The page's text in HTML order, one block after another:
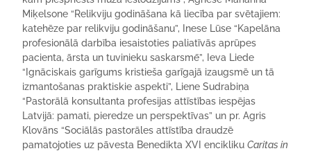
Miķelsone “Relikviju godināšana kā liecība par svētajiem:
katehēze par relikviju godināšanu”, Inese Lūse “Kapelāna
profesionālā darbība iesaistoties paliatīvās aprūpes
pacienta, ārsta un tuvinieku saskarsmē”, Ieva Liede
“Ignāciskais garīgums kristieša garīgajā izaugsmē un tā
izmantošanas praktiskie aspekti”, Liene Sudrabiņa
“Pastorālā konsultanta profesijas attīstības iespējas
Latvijā: pamati, pieredze un perspektīvas” un pr. Agris
Klovāns “Sociālās pastorāles attīstība draudzē
pamatojoties uz pāvesta Benedikta XVI enciklikuCaritas in